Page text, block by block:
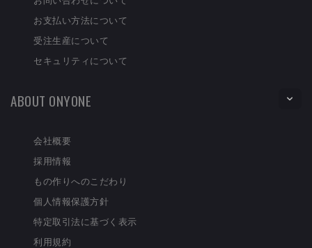
お支払い方法について
受注生産について
セキュリティについて
ABOUT ONYONE
会社概要
採用情報
もの作りへのこだわり
個人情報保護方針
特定取引法に基づく表示
利用規約